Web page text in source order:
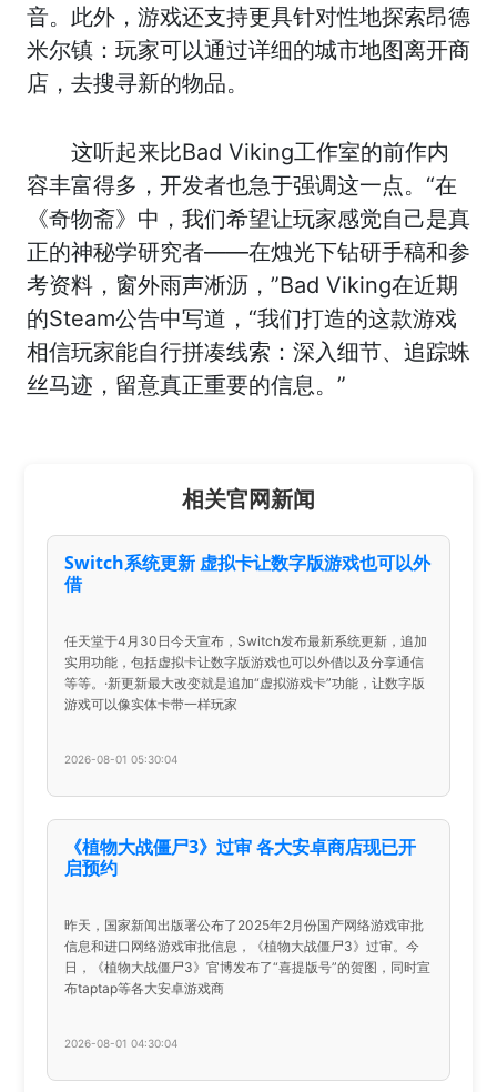
音。此外，游戏还支持更具针对性地探索昂德
米尔镇：玩家可以通过详细的城市地图离开商
店，去搜寻新的物品。
这听起来比Bad Viking工作室的前作内
容丰富得多，开发者也急于强调这一点。“在
《奇物斋》中，我们希望让玩家感觉自己是真
正的神秘学研究者——在烛光下钻研手稿和参
考资料，窗外雨声淅沥，”Bad Viking在近期
的Steam公告中写道，“我们打造的这款游戏
相信玩家能自行拼凑线索：深入细节、追踪蛛
丝马迹，留意真正重要的信息。”
相关官网新闻
Switch系统更新 虚拟卡让数字版游戏也可以外
借
任天堂于4月30日今天宣布，Switch发布最新系统更新，追加
实用功能，包括虚拟卡让数字版游戏也可以外借以及分享通信
等等。·新更新最大改变就是追加“虚拟游戏卡”功能，让数字版
游戏可以像实体卡带一样玩家
2026-08-01 05:30:04
《植物大战僵尸3》过审 各大安卓商店现已开
启预约
昨天，国家新闻出版署公布了2025年2月份国产网络游戏审批
信息和进口网络游戏审批信息，《植物大战僵尸3》过审。今
日，《植物大战僵尸3》官博发布了“喜提版号”的贺图，同时宣
布taptap等各大安卓游戏商
2026-08-01 04:30:04